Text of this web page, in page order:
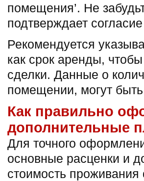
помещения’. Не
подтверждает
Рекомендуется
как срок аренды,
сделки. Данные о
помещении, могут
Как правильно
дополнительные
Для точного
основные расценки и
стоимость проживания